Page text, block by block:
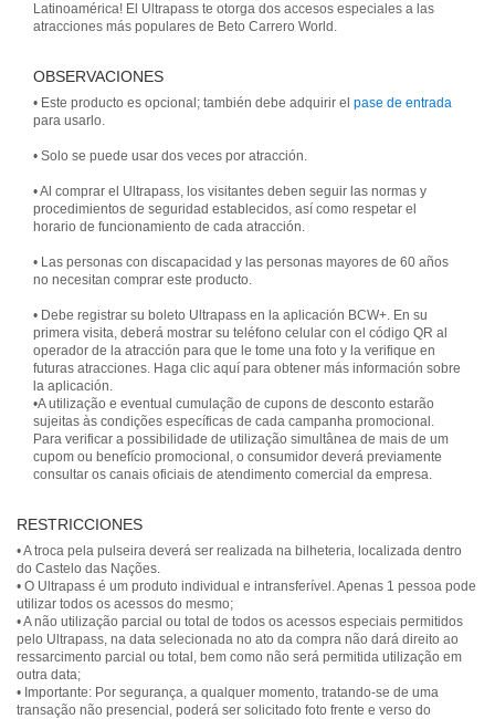
Latinoamérica! El Ultrapass te otorga dos accesos especiales a las
atracciones más populares de Beto Carrero World.
OBSERVACIONES
• Este producto es opcional; también debe adquirir el pase de entrada
para usarlo.
• Solo se puede usar dos veces por atracción.
• Al comprar el Ultrapass, los visitantes deben seguir las normas y
procedimientos de seguridad establecidos, así como respetar el
horario de funcionamiento de cada atracción.
• Las personas con discapacidad y las personas mayores de 60 años
no necesitan comprar este producto.
• Debe registrar su boleto Ultrapass en la aplicación BCW+. En su
primera visita, deberá mostrar su teléfono celular con el código QR al
operador de la atracción para que le tome una foto y la verifique en
futuras atracciones. Haga clic aquí para obtener más información sobre
la aplicación.
•A utilização e eventual cumulação de cupons de desconto estarão
sujeitas às condições específicas de cada campanha promocional.
Para verificar a possibilidade de utilização simultânea de mais de um
cupom ou benefício promocional, o consumidor deverá previamente
consultar os canais oficiais de atendimento comercial da empresa.
RESTRICCIONES
• A troca pela pulseira deverá ser realizada na bilheteria, localizada dentro
do Castelo das Nações.
• O Ultrapass é um produto individual e intransferível. Apenas 1 pessoa pode
utilizar todos os acessos do mesmo;
• A não utilização parcial ou total de todos os acessos especiais permitidos
pelo Ultrapass, na data selecionada no ato da compra não dará direito ao
ressarcimento parcial ou total, bem como não será permitida utilização em
outra data;
• Importante: Por segurança, a qualquer momento, tratando-se de uma
transação não presencial, poderá ser solicitado foto frente e verso do